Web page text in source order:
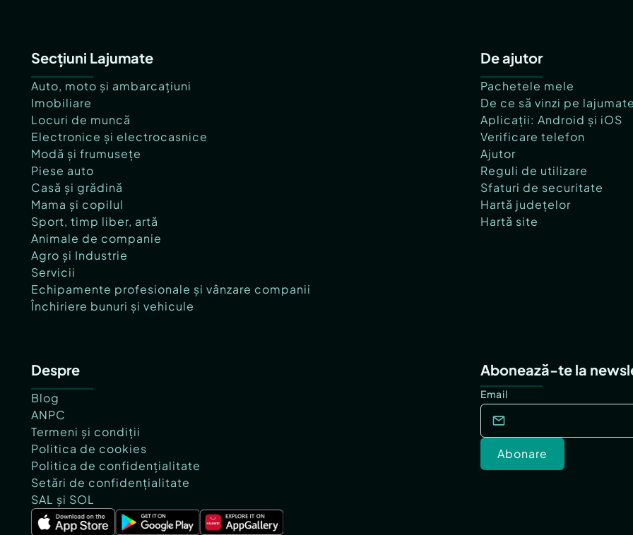
Secțiuni Lajumate
Auto, moto și ambarcațiuni
Imobiliare
Locuri de muncă
Electronice și electrocasnice
Modă și frumusețe
Piese auto
Casă și grădină
Mama și copilul
Sport, timp liber, artă
Animale de companie
Agro și Industrie
Servicii
Echipamente profesionale și vânzare companii
Închiriere bunuri și vehicule
De ajutor
Pachetele mele
De ce să vinzi pe
Aplicații: Android și iOS
Verificare telefon
Ajutor
Reguli de utilizare
Sfaturi de securitate
Hartă județelor
Hartă site
Despre
Blog
ANPC
Termeni și condiții
Politica de cookies
Politica de confidențialitate
Setări de confidențialitate
SAL și SOL
Abonează-te la
Email
Abonare